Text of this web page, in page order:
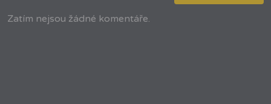
Zatím nejsou žádné komentáře.